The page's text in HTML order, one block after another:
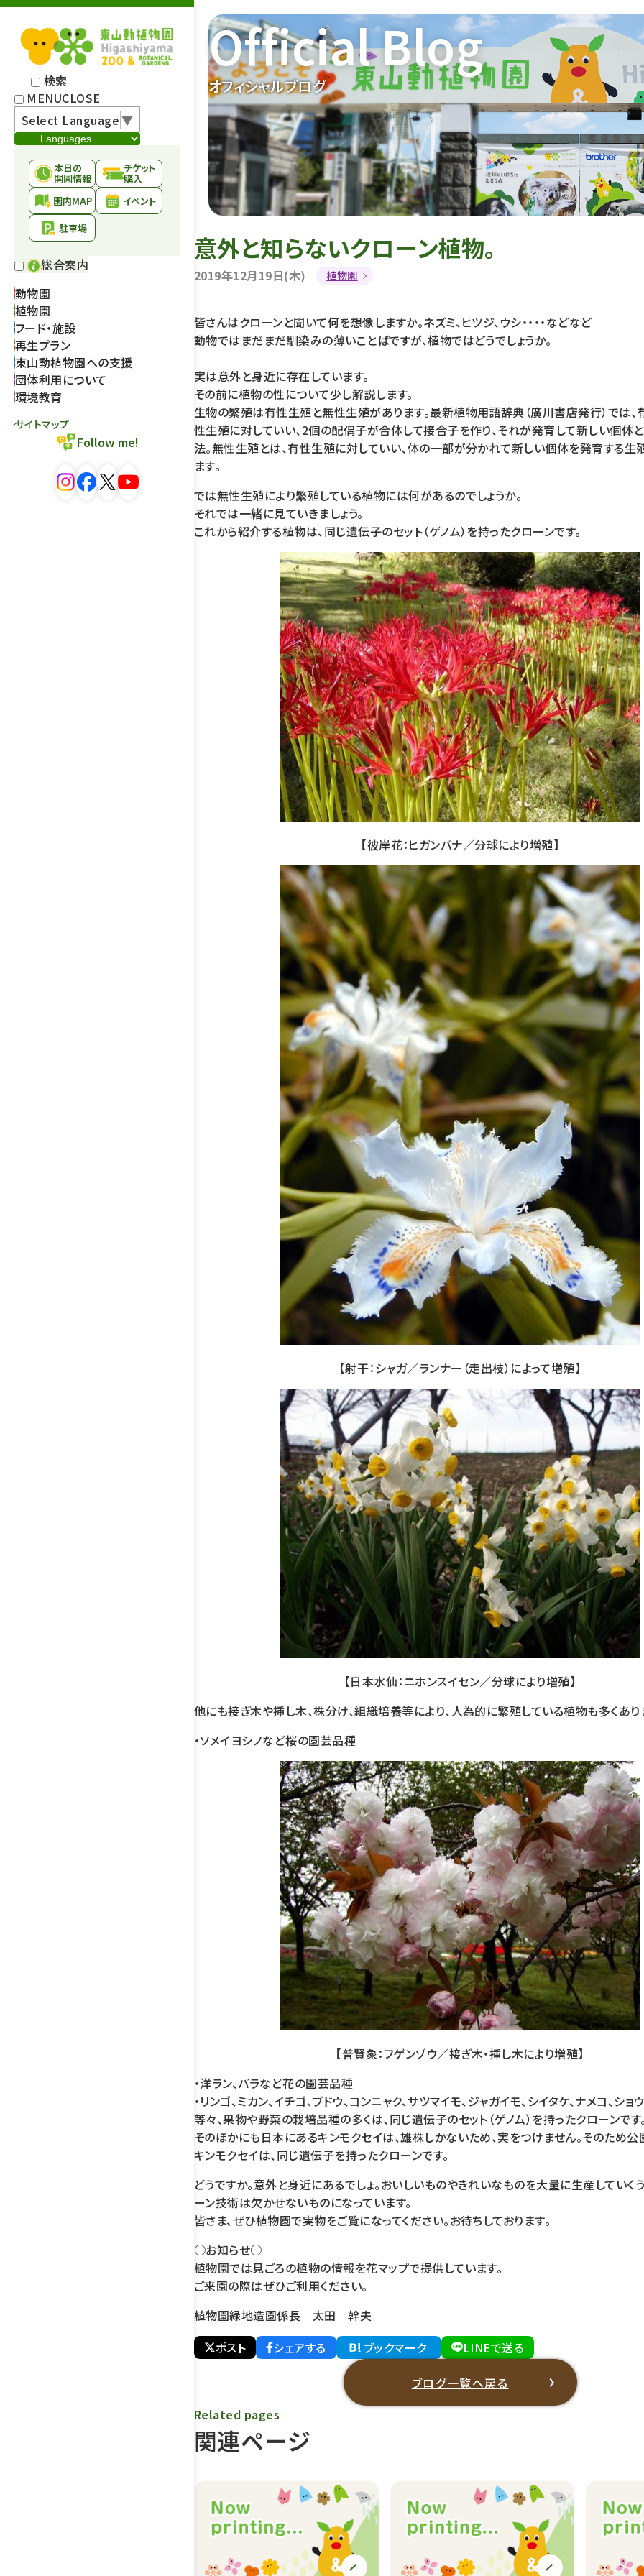
検索
MENUCLOSE
Select Language▼
本日の
開園情報
チケット
購入
園内MAP
イベント
駐車場
総合案内
動物園
植物園
フード・施設
再生プラン
東山動植物園への支援
団体利用について
環境教育
サイトマップ
Follow me!
オフィシャルブログ
Official Blog
意外と知らないクローン植物。
2019年12月19日(木) 植物園
皆さんはクローンと聞いて何を想像しますか。ネズミ、ヒツジ、ウシ・・・・などなど
動物ではまだまだ馴染みの薄いことばですが、植物ではどうでしょうか。
実は意外と身近に存在しています。
その前に植物の性について少し解説します。
生物の繁殖は有性生殖と無性生殖があります。最新植物用語辞典（廣川書店発行）では、
性生殖に対していい、2個の配偶子が合体して接合子を作り、それが発育して新しい個体
法。無性生殖とは、有性生殖に対していい、体の一部が分かれて新しい個体を発育する生
ます。
では無性生殖により繁殖している植物には何があるのでしょうか。
それでは一緒に見ていきましょう。
これから紹介する植物は、同じ遺伝子のセット（ゲノム）を持ったクローンです。
【彼岸花：ヒガンバナ／分球により増殖】
【射干：シャガ／ランナー（走出枝）によって増殖】
【日本水仙：ニホンスイセン／分球により増殖】
他にも接ぎ木や挿し木、株分け、組織培養等により、人為的に繁殖している植物も多くあり
・ソメイヨシノなど桜の園芸品種
【普賢象：フゲンゾウ／接ぎ木・挿し木により増殖】
・洋ラン、バラなど花の園芸品種
・リンゴ、ミカン、イチゴ、ブドウ、コンニャク、サツマイモ、ジャガイモ、シイタケ、ナメコ、ショウ
等々、果物や野菜の栽培品種の多くは、同じ遺伝子のセット（ゲノム）を持ったクローンです
そのほかにも日本にあるキンモクセイは、雄株しかないため、実をつけません。そのため
キンモクセイは、同じ遺伝子を持ったクローンです。
どうですか。意外と身近にあるでしょ。おいしいものやきれいなものを大量に生産していく
ーン技術は欠かせないものになっています。
皆さま、ぜひ植物園で実物をご覧になってください。お待ちしております。
○お知らせ○
植物園では見ごろの植物の情報を花マップで提供しています。
ご来園の際はぜひご利用ください。
植物園緑地造園係長 太田 幹夫
ポスト
シェアする ブックマーク LINEで送る
ブログ一覧へ戻る
関連ページ
Related pages